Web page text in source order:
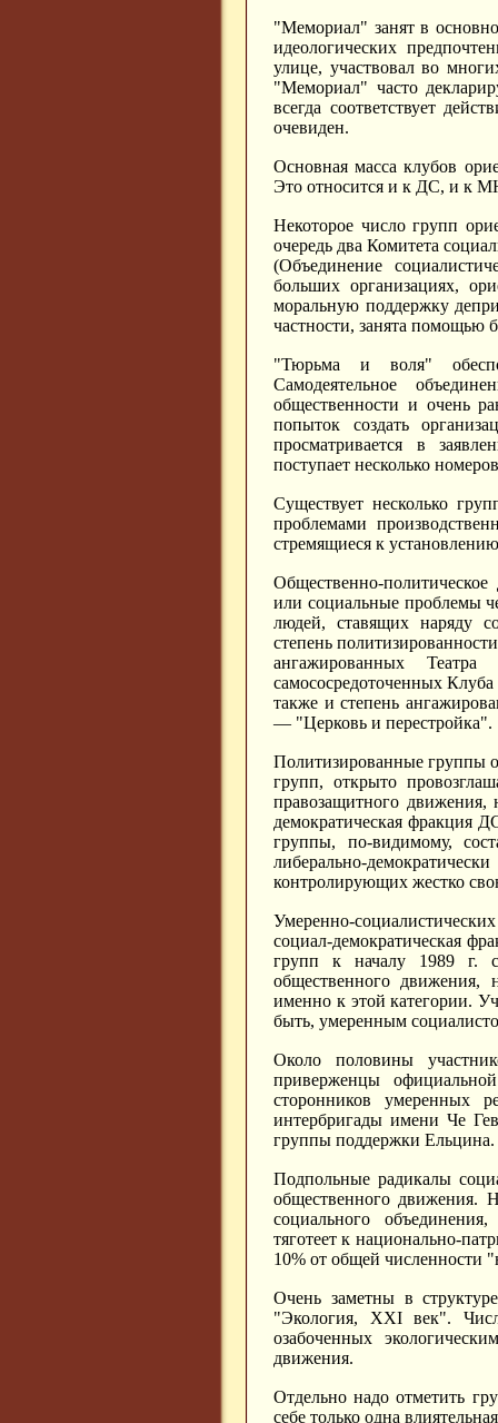
"Мемориал" занят в
идеологических
улице, участвовал во
"Мемориал" часто
всегда соответствует
очевиден.
Основная масса клубов
Это относится и к ДС, и к
Некоторое число групп
очередь два Комитета
(Объединение
больших организациях,
моральную поддержку
частности, занята
"Тюрьма и воля"
Самодеятельное
общественности и очень
попыток создать
просматривается в
поступает несколько
Существует несколько
проблемами
стремящиеся к
Общественно-
или социальные проблемы
людей, ставящих наряду
степень
ангажированных
самососредоточенных
также и степень
— "Церковь и перестройка".
Политизированные группы
групп, открыто
правозащитного движения,
демократическая фракция
группы, по-видимому,
либерально-
контролирующих жестко
Умеренно-
социал-демократическая
групп к началу 1989 г.
общественного движения,
именно к этой категории.
быть, умеренным
Около половины
приверженцы
сторонников умеренных
интербригады имени Че
группы поддержки Ельцина.
Подпольные радикалы
общественного движения.
социального
тяготеет к национально-
10% от общей численности
Очень заметны в
"Экология, XXI век".
озабоченных
движения.
Отдельно надо отметить
себе только одна